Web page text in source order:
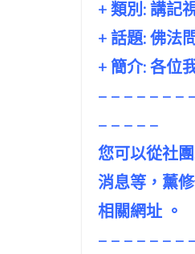
+ 類別: 講記
+ 話題: 佛法
+ 簡介: 各位
– – – – – – –
– – – – –
您可以從社
消息等，薰
相關網址 。
– – – – – – –